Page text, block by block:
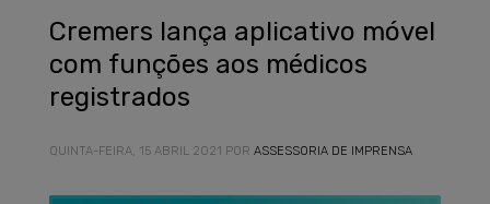
Cremers lança aplicativo móvel
com funções aos médicos
registrados
QUINTA-FEIRA, 15 ABRIL 2021 POR ASSESSORIA DE IMPRENSA